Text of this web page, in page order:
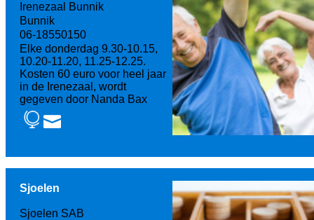
Irenezaal Bunnik
Bunnik
06-18550150
Elke donderdag 9.30-10.15,
10.20-11.20, 11.25-12.25.
Kosten 60 euro voor heel jaar
in de Irenezaal, wordt
gegeven door Nanda Bax
Sjoelen
Sjoelen SAB